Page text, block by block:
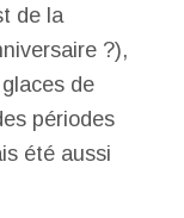
de la
?),
de
périodes
été aussi